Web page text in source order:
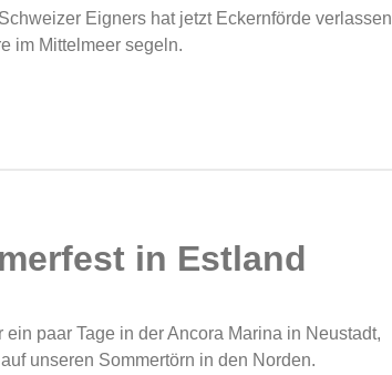
Eigners hat jetzt Eckernförde verlassen
im Mittelmeer segeln.
in Estland
paar Tage in der Ancora Marina in Neustadt,
unseren Sommertörn in den Norden.